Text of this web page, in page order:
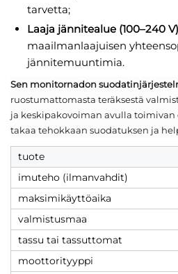
tarvetta;
Laaja jännitealue (100–240 V)
maailmanlaajuisen
jännitemuuntimia.
Sen monitornadon
ruostumattomasta teräksestä
ja keskipakovoiman avulla
takaa tehokkaan suodatuksen ja
tuote
imuteho (ilmanvahdit)
maksimikäyttöaika
valmistusmaa
tassu tai tassuttomat
moottorityyppi